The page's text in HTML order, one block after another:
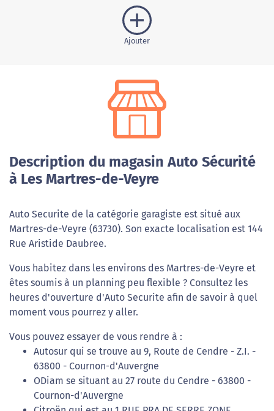
Ajouter
Description du magasin Auto Sécurité
à Les Martres-de-Veyre
Auto Securite de la catégorie garagiste est situé aux
Martres-de-Veyre (63730). Son exacte localisation est 144
Rue Aristide Daubree.
Vous habitez dans les environs des Martres-de-Veyre et
êtes soumis à un planning peu flexible ? Consultez les
heures d'ouverture d'Auto Securite afin de savoir à quel
moment vous pourrez y aller.
Vous pouvez essayer de vous rendre à :
Autosur qui se trouve au 9, Route de Cendre - Z.I. -
63800 - Cournon-d'Auvergne
ODiam se situant au 27 route du Cendre - 63800 -
Cournon-d'Auvergne